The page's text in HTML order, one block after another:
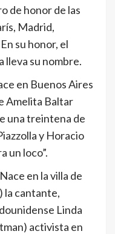
de honor de las
Madrid,
su honor, el
lleva su nombre.
en Buenos Aires
Amelita Baltar
una treintena de
y Horacio
un loco”.
en la villa de
la cantante,
Linda
activista en